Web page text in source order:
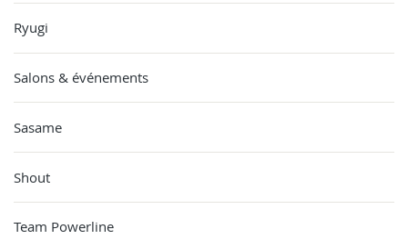
Ryugi
Salons & événements
Sasame
Shout
Team Powerline